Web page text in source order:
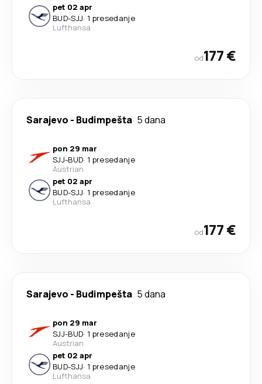
pet 02 apr
BUD-SJJ· 1 presedanje
Lufthansa
od177 €
Sarajevo - Budimpešta 5 dana
pon 29 mar
SJJ-BUD· 1 presedanje
Austrian
pet 02 apr
BUD-SJJ· 1 presedanje
Lufthansa
od177 €
Sarajevo - Budimpešta 5 dana
pon 29 mar
SJJ-BUD· 1 presedanje
Austrian
pet 02 apr
BUD-SJJ· 1 presedanje
Lufthansa